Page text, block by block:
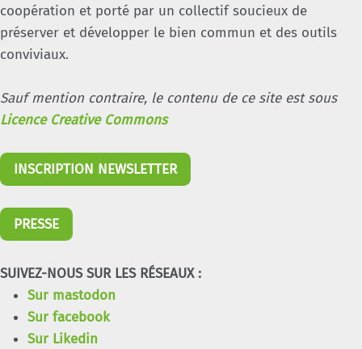
coopération et porté par un collectif soucieux de
préserver et développer le bien commun et des outils
conviviaux.
Sauf mention contraire, le contenu de ce site est sous
Licence Creative Commons
INSCRIPTION NEWSLETTER
PRESSE
SUIVEZ-NOUS SUR LES RÉSEAUX :
Sur mastodon
Sur facebook
Sur Likedin